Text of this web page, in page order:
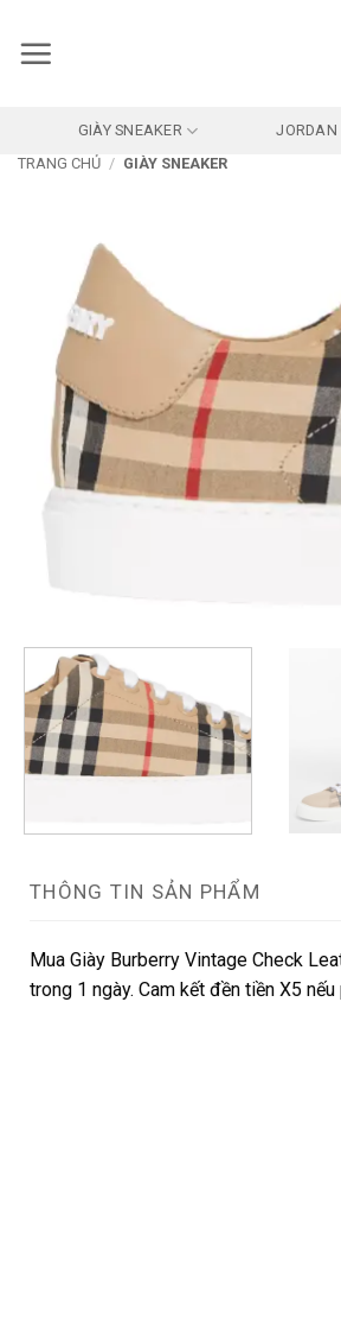
qua
GIÀY SNEAKER JORDAN
TRANG CHỦ / GIÀY SNEAKER
THÔNG TIN SẢN PHẨM
Mua Giày Burberry Vintage Check
trong 1 ngày. Cam kết đền tiền X5